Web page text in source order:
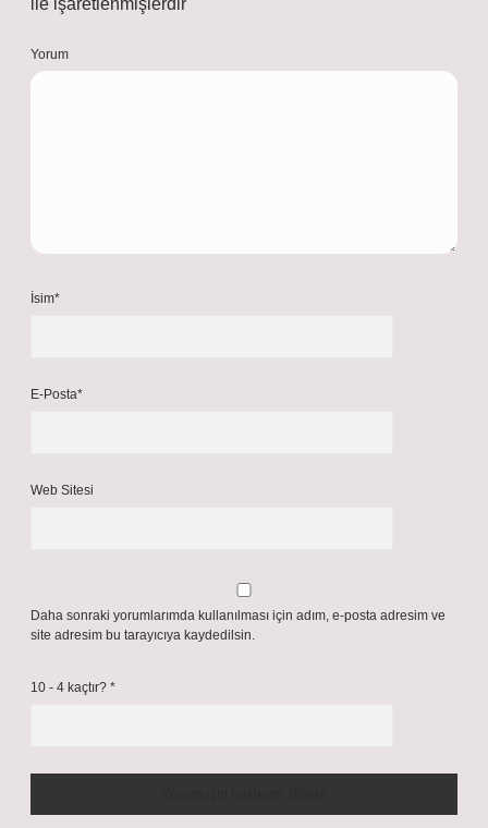
ile işaretlenmişlerdir
Yorum
İsim*
E-Posta*
Web Sitesi
Daha sonraki yorumlarımda kullanılması için adım, e-posta adresim ve
site adresim bu tarayıcıya kaydedilsin.
10 - 4 kaçtır? *